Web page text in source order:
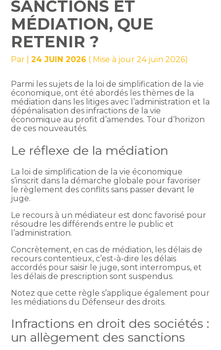
SANCTIONS ET
MÉDIATION, QUE
RETENIR ?
Par |24 JUIN 2026 ( Mise à jour 24 juin 2026)
Parmi les sujets de la loi de simplification de la vie
économique, ont été abordés les thèmes de la
médiation dans les litiges avec l’administration et la
dépénalisation des infractions de la vie
économique au profit d’amendes. Tour d’horizon
de ces nouveautés.
Le réflexe de la médiation
La loi de simplification de la vie économique
s’inscrit dans la démarche globale pour favoriser
le règlement des conflits sans passer devant le
juge.
Le recours à un médiateur est donc favorisé pour
résoudre les différends entre le public et
l’administration.
Concrètement, en cas de médiation, les délais de
recours contentieux, c’est-à-dire les délais
accordés pour saisir le juge, sont interrompus, et
les délais de prescription sont suspendus.
Notez que cette règle s’applique également pour
les médiations du Défenseur des droits.
Infractions en droit des sociétés :
un allègement des sanctions